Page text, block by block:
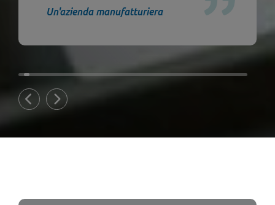
Un'azienda manufatturiera
123